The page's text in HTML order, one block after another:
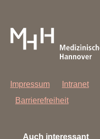
Impressum Intranet
Barrierefreiheit
Auch interessant